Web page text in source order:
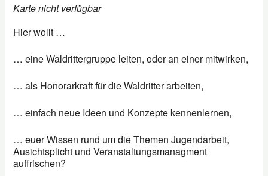
Karte nicht verfügbar
Hier wollt …
… eine Waldrittergruppe leiten, oder an einer mitwirken,
… als Honorarkraft für die Waldritter arbeiten,
… einfach neue Ideen und Konzepte kennenlernen,
… euer Wissen rund um die Themen Jugendarbeit,
Ausichtsplicht und Veranstaltungsmanagment
auffrischen?